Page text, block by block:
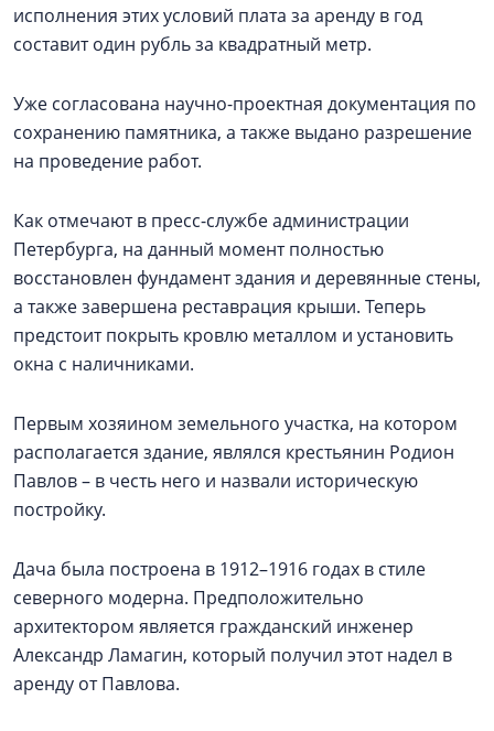
исполнения этих условий плата за аренду в год
составит один рубль за квадратный метр.
Уже согласована научно-проектная документация по
сохранению памятника, а также выдано разрешение
на проведение работ.
Как отмечают в пресс-службе администрации
Петербурга, на данный момент полностью
восстановлен фундамент здания и деревянные стены,
а также завершена реставрация крыши. Теперь
предстоит покрыть кровлю металлом и установить
окна с наличниками.
Первым хозяином земельного участка, на котором
располагается здание, являлся крестьянин Родион
Павлов – в честь него и назвали историческую
постройку.
Дача была построена в 1912–1916 годах в стиле
северного модерна. Предположительно
архитектором является гражданский инженер
Александр Ламагин, который получил этот надел в
аренду от Павлова.